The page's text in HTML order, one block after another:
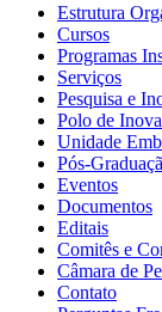
Estrutura
Cursos
Programas
Serviços
Pesquisa e
Polo de
Unidade
Pós-
Eventos
Documentos
Editais
Comitês e
Câmara de
Contato